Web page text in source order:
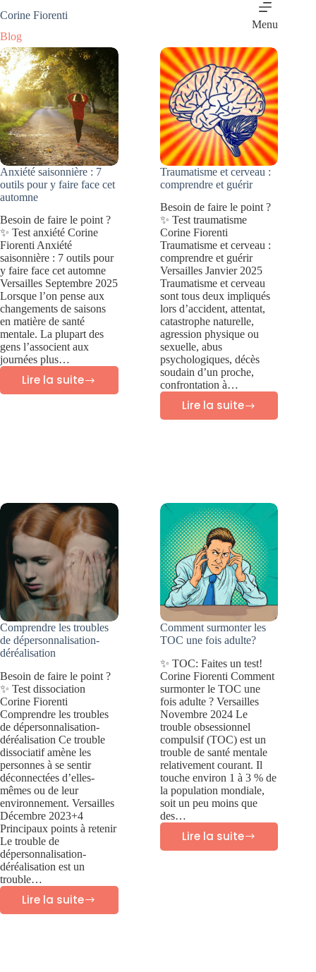
au
contenu
Corine Fiorenti
Menu
Blog
Anxiété saisonnière : 7
outils pour y faire face cet
automne
Besoin de faire le point ?
✨ Test anxiété Corine
Fiorenti Anxiété
saisonnière : 7 outils pour
y faire face cet automne
Versailles Septembre 2025
Lorsque l’on pense aux
changements de saisons
en matière de santé
mentale. La plupart des
gens l’associent aux
journées plus…
Lire la suite
y
faire
face
cet
automne
Traumatisme et cerveau :
comprendre et guérir
Besoin de faire le point ?
✨ Test traumatisme
Corine Fiorenti
Traumatisme et cerveau :
comprendre et guérir
Versailles Janvier 2025
Traumatisme et cerveau
sont tous deux impliqués
lors d’accident, attentat,
catastrophe naturelle,
agression physique ou
sexuelle, abus
psychologiques, décès
soudain d’un proche,
confrontation à…
Lire la suite
Traumatisme
comprendre
et
guérir
Comprendre les troubles
de dépersonnalisation-
déréalisation
Besoin de faire le point ?
✨ Test dissociation
Corine Fiorenti
Comprendre les troubles
de dépersonnalisation-
déréalisation Ce trouble
dissociatif amène les
personnes à se sentir
déconnectées d’elles-
mêmes ou de leur
environnement. Versailles
Décembre 2023+4
Principaux points à retenir
Le trouble de
dépersonnalisation-
déréalisation est un
trouble…
Lire la suite
Comprendre
Comment surmonter les
TOC une fois adulte?
✨ TOC: Faites un test!
Corine Fiorenti Comment
surmonter le TOC une
fois adulte ? Versailles
Novembre 2024 Le
trouble obsessionnel
compulsif (TOC) est un
trouble de santé mentale
relativement courant. Il
touche environ 1 à 3 % de
la population mondiale,
soit un peu moins que
des…
Lire la suite